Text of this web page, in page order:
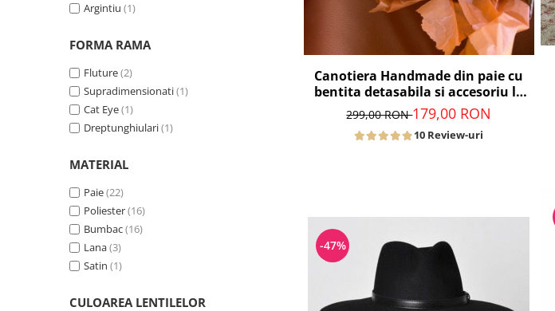
Argintiu (1)
FORMA RAMA
Fluture(2)
Supradimensionati(1)
Cat Eye(1)
Dreptunghiulari(1)
MATERIAL
Paie(22)
Poliester(16)
Bumbac(16)
Lana(3)
Satin (1)
CULOAREA LENTILELOR
Canotiera Handmade din paie cu
bentita detasabila si accesoriu la
alegere
299,00 RON179,00 RON
10 Review-uri
-47%